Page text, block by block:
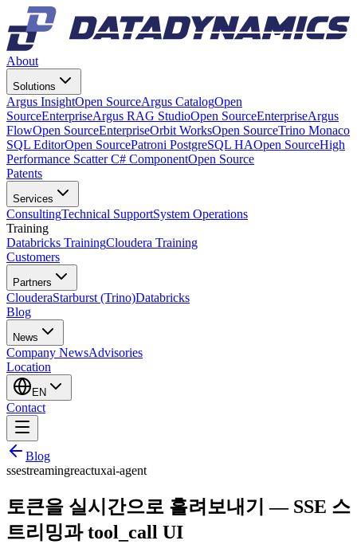
About
Solutions
Argus InsightOpen SourceArgus CatalogOpen
SourceEnterpriseArgus RAG StudioOpen SourceEnterpriseArgus
FlowOpen SourceEnterpriseOrbit WorksOpen SourceTrino Monaco
SQL EditorOpen SourcePatroni PostgreSQL HAOpen SourceHigh
Performance Scatter C# ComponentOpen Source
Patents
Services
ConsultingTechnical SupportSystem Operations
Training
Databricks TrainingCloudera Training
Customers
Partners
ClouderaStarburst (Trino)Databricks
Blog
News
Company NewsAdvisories
Location
EN
Contact
Blog
ssestreamingreactuxai-agent
토큰을 실시간으로 흘려보내기 — SSE 스
트리밍과 tool_call UI